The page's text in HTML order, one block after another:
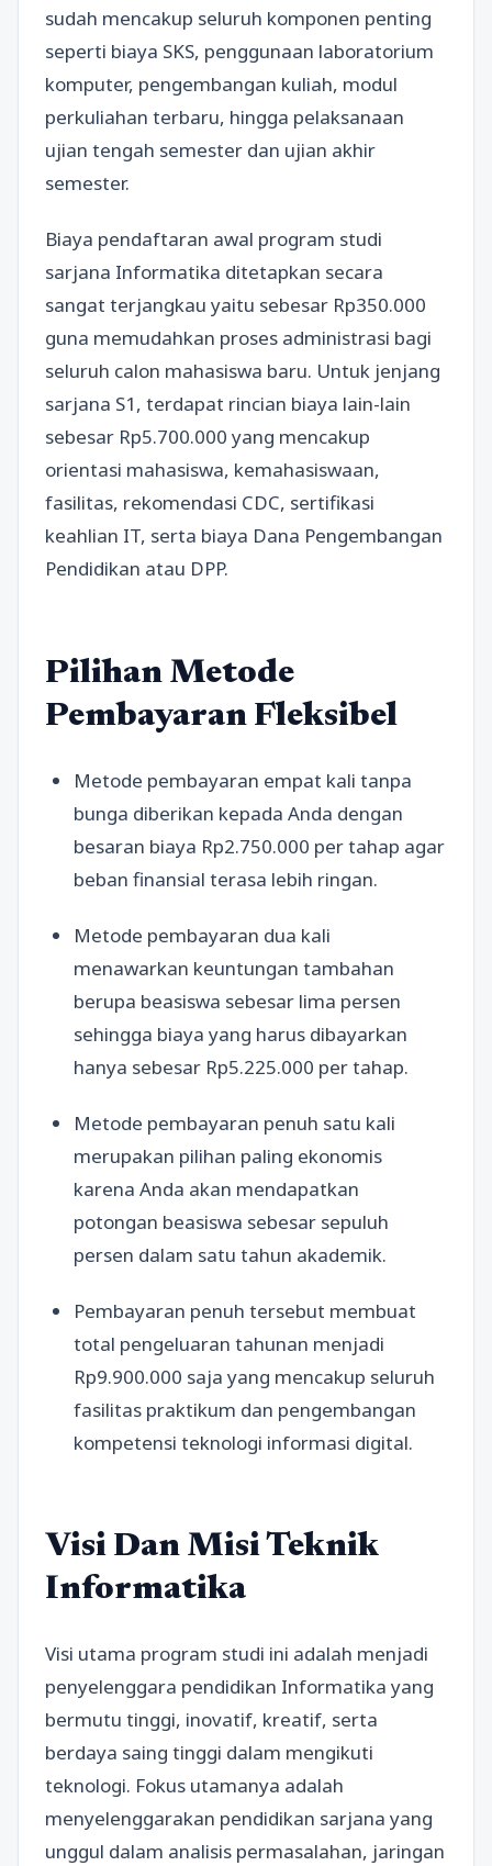
sudah mencakup seluruh komponen penting
seperti biaya SKS, penggunaan laboratorium
komputer, pengembangan kuliah, modul
perkuliahan terbaru, hingga pelaksanaan
ujian tengah semester dan ujian akhir
semester.
Biaya pendaftaran awal program studi
sarjana Informatika ditetapkan secara
sangat terjangkau yaitu sebesar Rp350.000
guna memudahkan proses administrasi bagi
seluruh calon mahasiswa baru. Untuk jenjang
sarjana S1, terdapat rincian biaya lain-lain
sebesar Rp5.700.000 yang mencakup
orientasi mahasiswa, kemahasiswaan,
fasilitas, rekomendasi CDC, sertifikasi
keahlian IT, serta biaya Dana Pengembangan
Pendidikan atau DPP.
Pilihan Metode
Pembayaran Fleksibel
Metode pembayaran empat kali tanpa
bunga diberikan kepada Anda dengan
besaran biaya Rp2.750.000 per tahap agar
beban finansial terasa lebih ringan.
Metode pembayaran dua kali
menawarkan keuntungan tambahan
berupa beasiswa sebesar lima persen
sehingga biaya yang harus dibayarkan
hanya sebesar Rp5.225.000 per tahap.
Metode pembayaran penuh satu kali
merupakan pilihan paling ekonomis
karena Anda akan mendapatkan
potongan beasiswa sebesar sepuluh
persen dalam satu tahun akademik.
Pembayaran penuh tersebut membuat
total pengeluaran tahunan menjadi
Rp9.900.000 saja yang mencakup seluruh
fasilitas praktikum dan pengembangan
kompetensi teknologi informasi digital.
Visi Dan Misi Teknik
Informatika
Visi utama program studi ini adalah menjadi
penyelenggara pendidikan Informatika yang
bermutu tinggi, inovatif, kreatif, serta
berdaya saing tinggi dalam mengikuti
teknologi. Fokus utamanya adalah
menyelenggarakan pendidikan sarjana yang
unggul dalam analisis permasalahan, jaringan